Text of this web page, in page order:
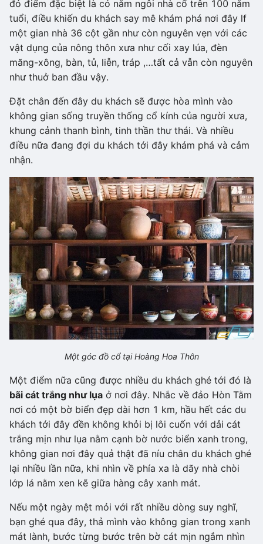
đó điểm đặc biệt là có năm ngôi nhà cổ trên 100 năm
tuổi, điều khiến du khách say mê khám phá nơi đây lf
một gian nhà 36 cột gần như còn nguyên vẹn với các
vật dụng của nông thôn xưa như cối xay lúa, đèn
măng-xông, bàn, tủ, liễn, tráp ,…tất cả vẫn còn nguyên
như thuở ban đầu vậy.
Đặt chân đến đây du khách sẽ được hòa mình vào
không gian sống truyền thống cổ kính của người xưa,
khung cảnh thanh bình, tinh thần thư thái. Và nhiều
điều nữa đang đợi du khách tới đây khám phá và cảm
nhận.
Một góc đồ cổ tại Hoàng Hoa Thôn
Một điểm nữa cũng được nhiều du khách ghé tới đó là
bãi cát trắng như lụa ở nơi đây. Nhắc về đảo Hòn Tằm
nơi có một bờ biển đẹp dài hơn 1 km, hầu hết các du
khách tới đây đền không khỏi bị lôi cuốn với dải cát
trắng mịn như lụa nằm cạnh bờ nước biển xanh trong,
không gian nơi đây quả thật đã níu chân du khách ghé
lại nhiều lần nữa, khi nhìn về phía xa là dãy nhà chòi
lớp lá nằm xen kẽ giữa hàng cây xanh mát.
Nếu một ngày mệt mỏi với rất nhiều dòng suy nghĩ,
bạn ghé qua đây, thả mình vào không gian trong xanh
mát lành, bước từng bước trên bờ cát mịn ngắm nhìn